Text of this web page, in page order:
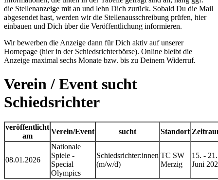
die Stellenanzeige mit an und lehn Dich zurück. Sobald Du die Mail
abgesendet hast, werden wir die Stellenausschreibung prüfen, hier
einbauen und Dich über die Veröffentlichung informieren.
Wir bewerben die Anzeige dann für Dich aktiv auf unserer
Homepage (hier in der Schiedsrichterbörse). Online bleibt die
Anzeige maximal sechs Monate bzw. bis zu Deinem Widerruf.
Verein / Event sucht
Schiedsrichter
veröffentlicht
am
Verein/Event sucht Standort
08.01.2026
Nationale
Spiele -
Special
Olympics
Schiedsrichter:innen
(m/w/d)
TC SW
Merzig
15. - 21.
Juni